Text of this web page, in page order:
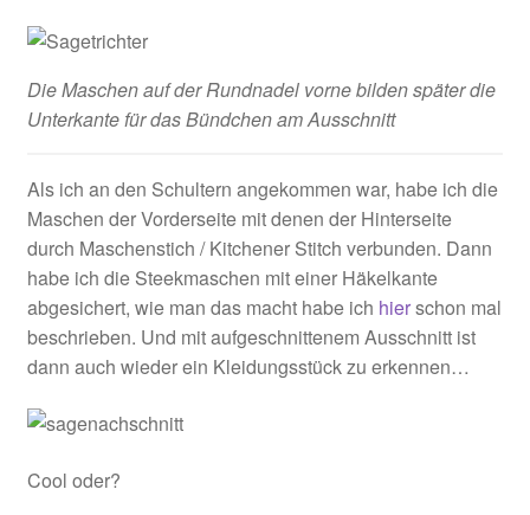
Die Maschen auf der Rundnadel vorne bilden später die
Unterkante für das Bündchen am Ausschnitt
Als ich an den Schultern angekommen war, habe ich die
Maschen der Vorderseite mit denen der Hinterseite
durch Maschenstich / Kitchener Stitch verbunden. Dann
habe ich die Steekmaschen mit einer Häkelkante
abgesichert, wie man das macht habe ich hierschon mal
beschrieben. Und mit aufgeschnittenem Ausschnitt ist
dann auch wieder ein Kleidungsstück zu erkennen…
Cool oder?